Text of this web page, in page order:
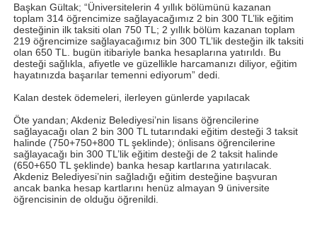
Başkan Gültak; “Üniversitelerin 4 yıllık bölümünü kazanan
toplam 314 öğrencimize sağlayacağımız 2 bin 300 TL’lik eğitim
desteğinin ilk taksiti olan 750 TL; 2 yıllık bölüm kazanan toplam
219 öğrencimize sağlayacağımız bin 300 TL’lik desteğin ilk taksiti
olan 650 TL. bugün itibariyle banka hesaplarına yatırıldı. Bu
desteği sağlıkla, afiyetle ve güzellikle harcamanızı diliyor, eğitim
hayatınızda başarılar temenni ediyorum” dedi.
Kalan destek ödemeleri, ilerleyen günlerde yapılacak
Öte yandan; Akdeniz Belediyesi’nin lisans öğrencilerine
sağlayacağı olan 2 bin 300 TL tutarındaki eğitim desteği 3 taksit
halinde (750+750+800 TL şeklinde); önlisans öğrencilerine
sağlayacağı bin 300 TL’lik eğitim desteği de 2 taksit halinde
(650+650 TL şeklinde) banka hesap kartlarına yatırılacak.
Akdeniz Belediyesi’nin sağladığı eğitim desteğine başvuran
ancak banka hesap kartlarını henüz almayan 9 üniversite
öğrencisinin de olduğu öğrenildi.